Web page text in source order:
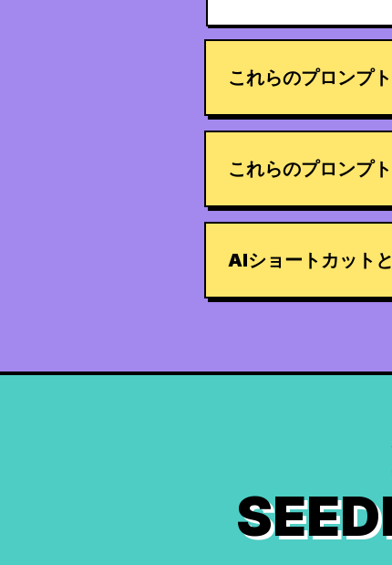
これらのプロンプ
これらのプロンプ
AIショートカット